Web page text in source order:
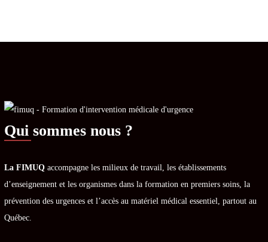
Qui sommes nous ?
La FIMUQ accompagne les milieux de travail, les établissements
d’enseignement et les organismes dans la formation en premiers soins, la
prévention des urgences et l’accès au matériel médical essentiel, partout au
Québec.